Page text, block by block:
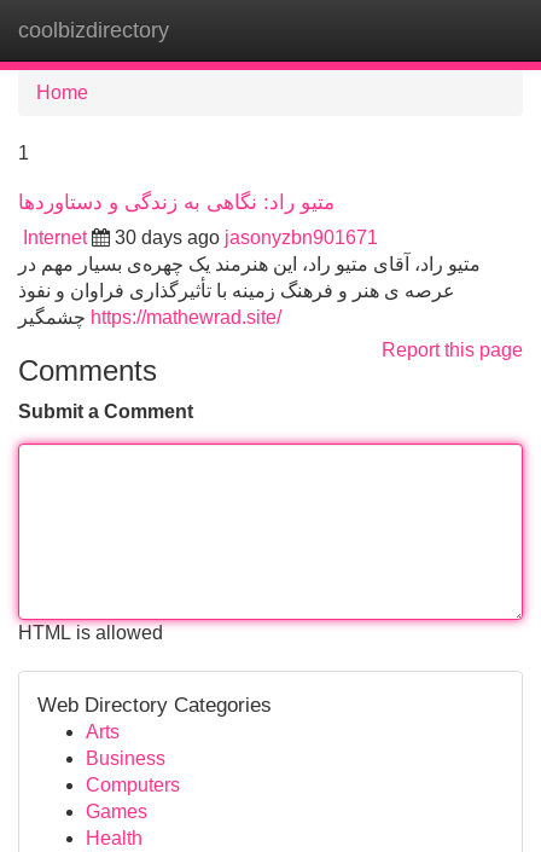
coolbizdirectory
Home
1
متیو راد: نگاهی به زندگی و دستاوردها
Internet 30 days ago jasonyzbn901671
متیو راد، آقای متیو راد، این هنرمند یک چهره‌ی بسیار مهم در
عرصه ی هنر و فرهنگ زمینه با تأثیرگذاری فراوان و نفوذ
https://mathewrad.site/
Report this page
Comments
Submit a Comment
HTML is allowed
Web Directory Categories
Arts
Business
Computers
Games
Health